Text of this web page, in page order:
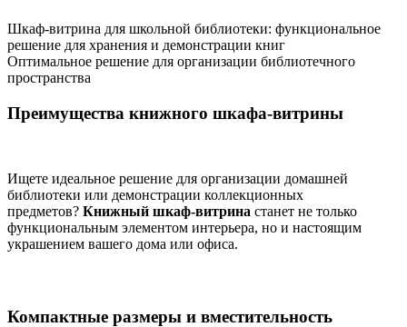
Шкаф-витрина для школьной библиотеки: функциональное
решение для хранения и демонстрации книг
Оптимальное решение для организации библиотечного
пространства
Преимущества книжного шкафа-витрины
Ищете идеальное решение для организации домашней
библиотеки или демонстрации коллекционных
предметов? Книжный шкаф-витрина станет не только
функциональным элементом интерьера, но и настоящим
украшением вашего дома или офиса.
Компактные размеры и вместительность